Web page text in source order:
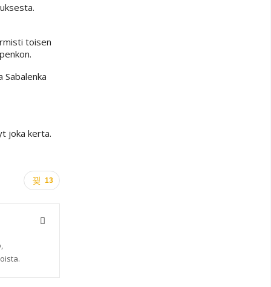
toisen
joka kerta.
13